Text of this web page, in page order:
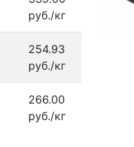
руб./кг
254.93
руб./кг
266.00
руб./кг